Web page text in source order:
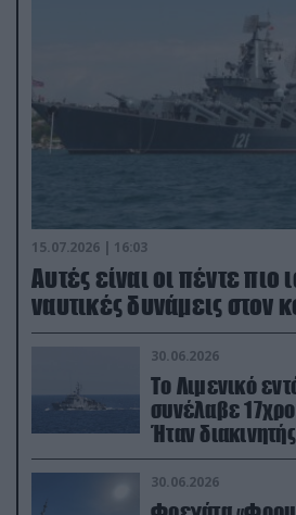
15.07.2026 | 16:03
Aυτές είναι οι πέντε πιο
ναυτικές δυνάμεις στον
30.06.2026
Το Λιμενικό
συνέλαβε
Ήταν
μεταναστών
30.06.2026